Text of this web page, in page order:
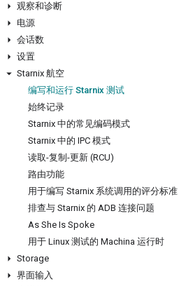
观察和诊断
电源
会话数
设置
Starnix 航空
编写和运行 Starnix 测试
始终记录
Starnix 中的常见编码模式
Starnix 中的 IPC 模式
读取-复制-更新 (RCU)
路由功能
用于编写 Starnix 系统调用的评分标准
排查与 Starnix 的 ADB 连接问题
As She Is Spoke
用于 Linux 测试的 Machina 运行时
Storage
界面输入